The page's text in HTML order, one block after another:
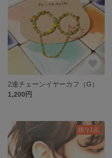
2連チェーンイヤーカフ（G）
1,200円
残り1点